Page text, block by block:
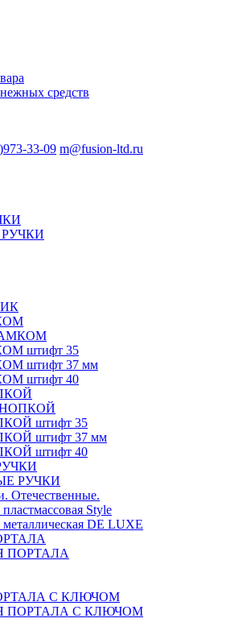
средств
33-09 m@fusion-ltd.ru
штифт 35
штифт 37 мм
штифт 40
штифт 35
штифт 37 мм
штифт 40
РУЧКИ
Отечественные.
Style
металлическая DE LUXE
ПОРТАЛА
С КЛЮЧОМ
ПОРТАЛА С КЛЮЧОМ